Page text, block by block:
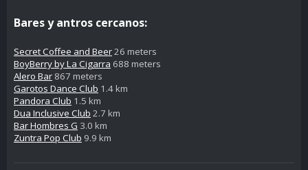
Bares y antros cercanos:
Secret Coffee and Beer26 meters
BoyBerry by La Cigarra 688 meters
Alero Bar 867 meters
Garotos Dance Club 1.4 km
Pandora Club 1.5 km
Dua Inclusive Club 2.7 km
Bar Hombres G 3.0 km
Zuntra Pop Club 9.9 km